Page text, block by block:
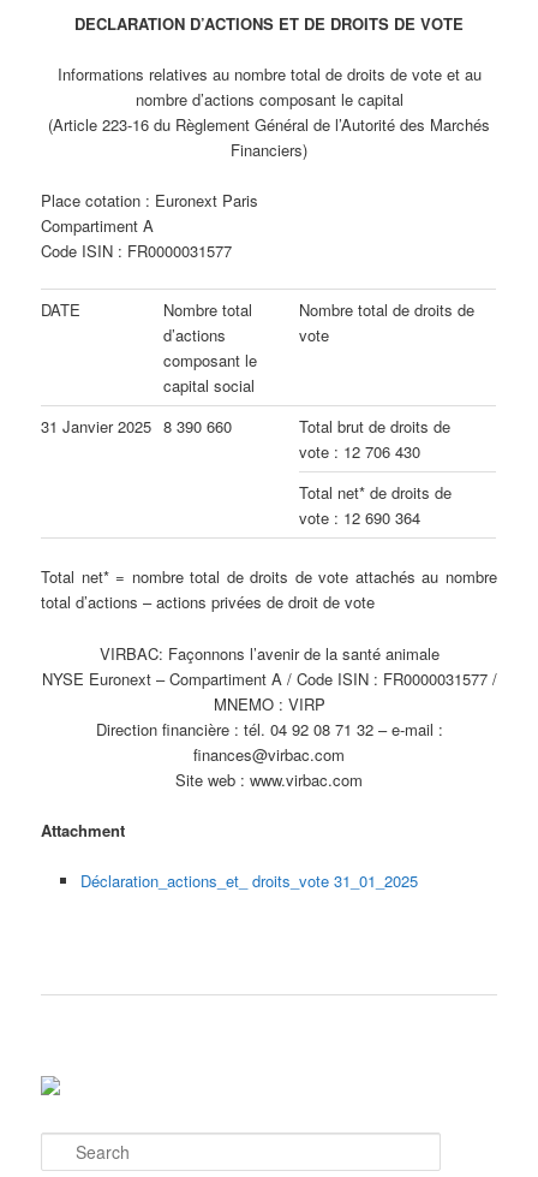
DECLARATION D’ACTIONS ET DE DROITS DE VOTE
Informations relatives au nombre total de droits de vote et au
nombre d’actions composant le capital
(Article 223-16 du Règlement Général de l’Autorité des Marchés
Financiers)
Place cotation : Euronext Paris
Compartiment A
Code ISIN : FR0000031577
DATE
Nombre total
d’actions
composant le
capital social
Nombre total de droits de
vote
31 Janvier 2025 8 390 660
Total brut de droits de
vote : 12 706 430
Total net* de droits de
vote : 12 690 364
Total net* = nombre total de droits de vote attachés au nombre
total d’actions – actions privées de droit de vote
VIRBAC: Façonnons l’avenir de la santé animale
NYSE Euronext – Compartiment A / Code ISIN : FR0000031577 /
MNEMO : VIRP
Direction financière : tél. 04 92 08 71 32 – e-mail :
finances@virbac.com
Site web : www.virbac.com
Attachment
Déclaration_actions_et_ droits_vote 31_01_2025
e